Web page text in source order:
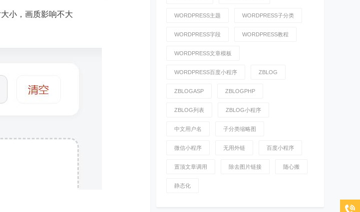
小，画质影响不大 WORDPRESS主题 WORDPRESS子分类
WORDPRESS字段 WORDPRESS教程
WORDPRESS文章模板
WORDPRESS百度小程序 ZBLOG
ZBLOGASP ZBLOGPHP
ZBLOG列表 ZBLOG小程序
中文用户名 子分类缩略图
微信小程序 无用外链 百度小程序
置顶文章调用 除去图片链接 随心搬
静态化